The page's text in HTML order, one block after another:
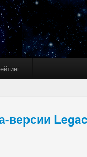
версии